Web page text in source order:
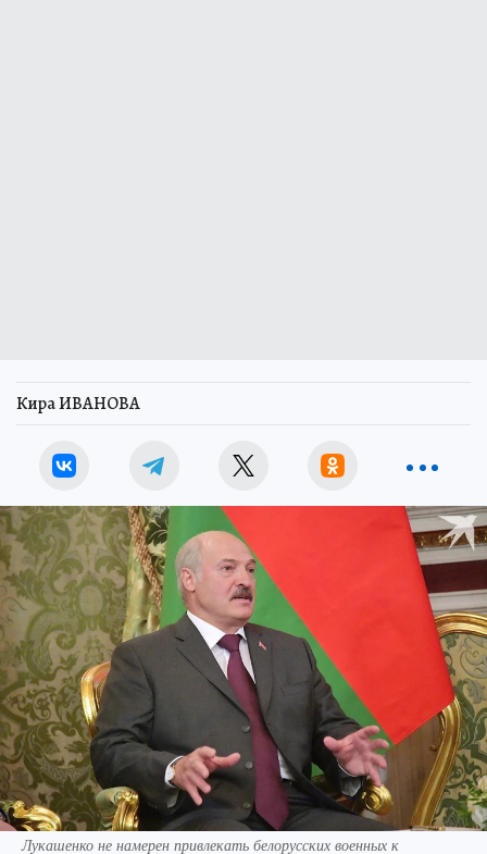
Кира ИВАНОВА
Лукашенко не намерен привлекать белорусских военных к